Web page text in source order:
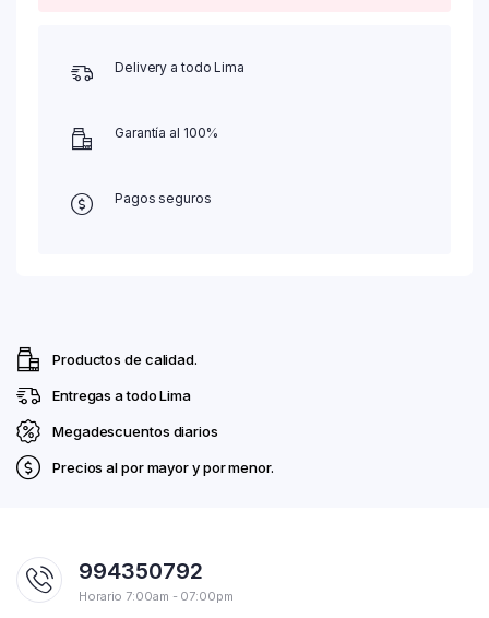
Delivery a todo Lima
Garantía al 100%
Pagos seguros
Productos de calidad.
Entregas a todo Lima
Megadescuentos diarios
Precios al por mayor y por menor.
994350792
Horario 7:00am - 07:00pm